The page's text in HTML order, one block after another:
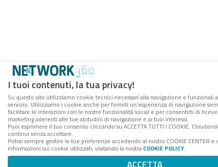
I tuoi contenuti, la tua privacy!
Su questo sito utilizziamo cookie tecnici necessari alla navigazione e funzionali
servizio. Utilizziamo i cookie anche per fornirti un’esperienza di navigazione
facilitare le interazioni con le nostre funzionalità social e per consentirti di
marketing aderenti alle tue abitudini di navigazione e ai tuoi interessi.
Puoi esprimere il tuo consenso cliccando su ACCETTA TUTTI I COOKIE.
continui senza accettare.
Potrai sempre gestire le tue preferenze accedendo al nostro COOKIE CENTER
informazioni sui cookie utilizzati, visitando la nostra COOKIE POLICY.
ACCETTA